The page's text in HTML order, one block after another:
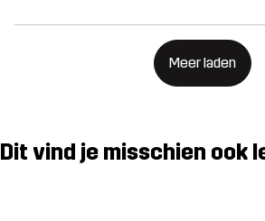
Meer laden
Dit vind je misschien ook